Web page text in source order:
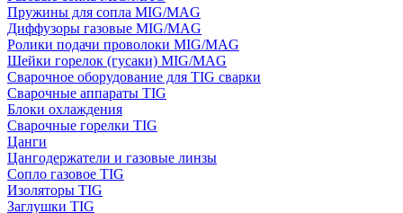
Пружины для сопла MIG/MAG
Диффузоры газовые MIG/MAG
Ролики подачи проволоки MIG/MAG
Шейки горелок (гусаки) MIG/MAG
Сварочное оборудование для TIG сварки
Сварочные аппараты TIG
Блоки охлаждения
Сварочные горелки TIG
Цанги
Цангодержатели и газовые линзы
Сопло газовое TIG
Изоляторы TIG
Заглушки TIG